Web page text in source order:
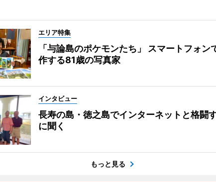
エリア特集
「与論島のポケモンたち」 スマートフォン
作する81歳の写真家
インタビュー
長寿の島・徳之島でインターネットと格闘
に聞く
もっと見る